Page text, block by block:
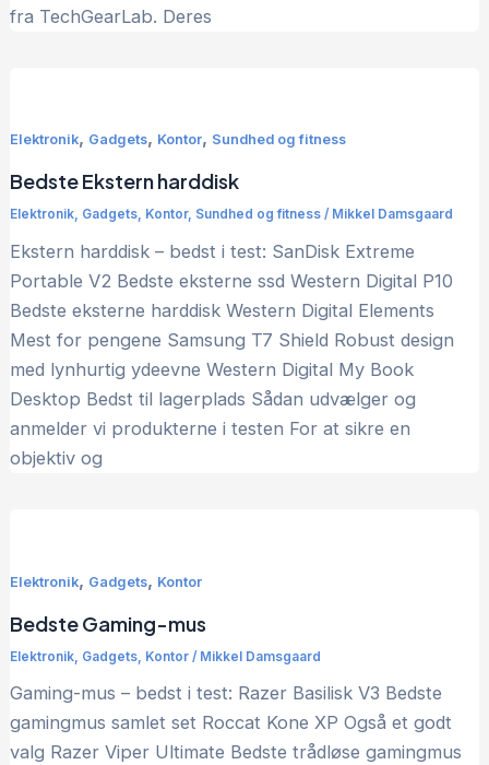
fra TechGearLab. Deres
Elektronik, Gadgets, Kontor, Sundhed og fitness
Bedste Ekstern harddisk
Elektronik, Gadgets, Kontor, Sundhed og fitness/ Mikkel Damsgaard
Ekstern harddisk – bedst i test: SanDisk Extreme
Portable V2 Bedste eksterne ssd Western Digital P10
Bedste eksterne harddisk Western Digital Elements
Mest for pengene Samsung T7 Shield Robust design
med lynhurtig ydeevne Western Digital My Book
Desktop Bedst til lagerplads Sådan udvælger og
anmelder vi produkterne i testen For at sikre en
objektiv og
Elektronik, Gadgets, Kontor
Bedste Gaming-mus
Elektronik, Gadgets, Kontor/ Mikkel Damsgaard
Gaming-mus – bedst i test: Razer Basilisk V3 Bedste
gamingmus samlet set Roccat Kone XP Også et godt
valg Razer Viper Ultimate Bedste trådløse gamingmus